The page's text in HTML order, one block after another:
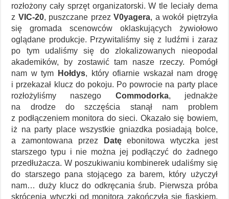
rozłożony cały sprzęt organizatorski. W tle leciały dema
z VIC-20, puszczane przezV0yagera, a wokół piętrzyła
się gromada scenowców oklaskujących żywiołowo
oglądane produkcje. Przywitaliśmy się z ludźmi i zaraz
po tym udaliśmy się do zlokalizowanych nieopodal
akademików, by zostawić tam nasze rzeczy. Pomógł
nam w tym
Hołdys, który ofiarnie wskazał nam drogę
i przekazał klucz do pokoju. Po powrocie na party place
rozłożyliśmy naszego Commodorka, jednakże
na drodze do szczęścia stanął nam problem
z podłączeniem monitora do sieci. Okazało się bowiem,
iż na party place wszystkie gniazdka posiadają bolce,
a zamontowana przez
Datęebonitowa wtyczka jest
starszego typu i nie można jej podłączyć do żadnego
przedłużacza. W poszukiwaniu kombinerek udaliśmy się
do starszego pana stojącego za barem, który użyczył
nam… duży klucz do odkręcania śrub. Pierwsza próba
skrócenia wtyczki od monitora zakończyła się fiaskiem.